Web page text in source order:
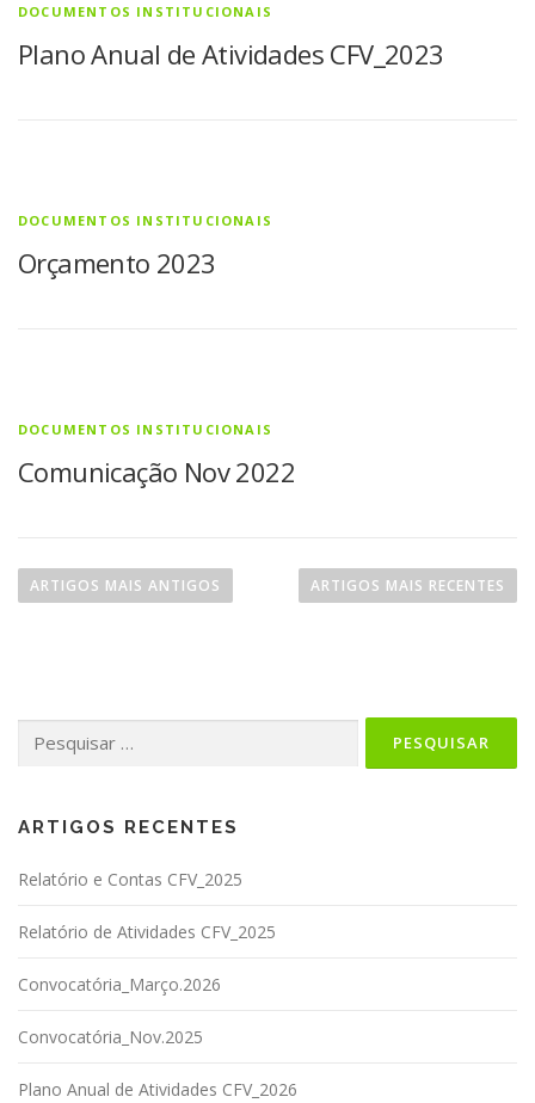
DOCUMENTOS INSTITUCIONAIS
Plano Anual de Atividades CFV_2023
DOCUMENTOS INSTITUCIONAIS
Orçamento 2023
DOCUMENTOS INSTITUCIONAIS
Comunicação Nov 2022
a
d
a
r
i
o
s
ARTIGOS MAIS ANTIGOS ARTIGOS MAIS RECENTES
por:
ARTIGOS RECENTES
Relatório e Contas CFV_2025
Relatório de Atividades CFV_2025
Convocatória_Março.2026
Convocatória_Nov.2025
Plano Anual de Atividades CFV_2026